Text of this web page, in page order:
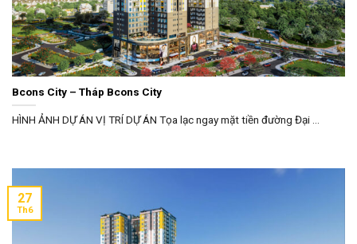
Bcons City – Tháp Bcons City
HÌNH ẢNH DỰ ÁN VỊ TRÍ DỰ ÁN Tọa lạc ngay mặt tiền đường Đại ...
27
Th6